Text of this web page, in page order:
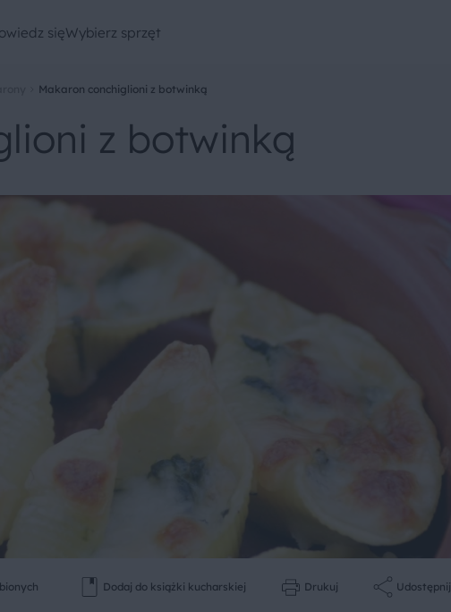
sięWybierz sprzęt
Makaron conchiglioni z botwinką
z botwinką
Dodaj do książki kucharskiej Drukuj Udostępnij